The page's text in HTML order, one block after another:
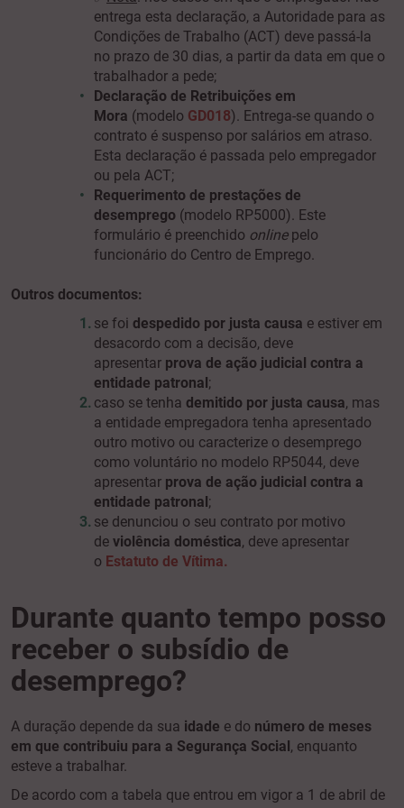
entrega esta declaração, a Autoridade para as
Condições de Trabalho (ACT) deve passá-la
no prazo de 30 dias, a partir da data em que o
trabalhador a pede;
Declaração de Retribuições em
Mora (modelo GD018). Entrega-se quando o
contrato é suspenso por salários em atraso.
Esta declaração é passada pelo empregador
ou pela ACT;
Requerimento de prestações de
desemprego (modelo RP5000). Este
formulário é preenchido onlinepelo
funcionário do Centro de Emprego.
Outros documentos:
se foi despedido por justa causa e estiver em
desacordo com a decisão, deve
apresentar prova de ação judicial contra a
entidade patronal ;
caso se tenha demitido por justa causa, mas
a entidade empregadora tenha apresentado
outro motivo ou caracterize o desemprego
como voluntário no modelo RP5044, deve
apresentar prova de ação judicial contra a
entidade patronal ;
se denunciou o seu contrato por motivo
de violência doméstica, deve apresentar
o Estatuto de Vítima.
Durante quanto tempo posso
receber o subsídio de
desemprego?
A duração depende da sua idade e do número de meses
em que contribuiu para a Segurança Social , enquanto
esteve a trabalhar.
De acordo com a tabela que entrou em vigor a 1 de abril de